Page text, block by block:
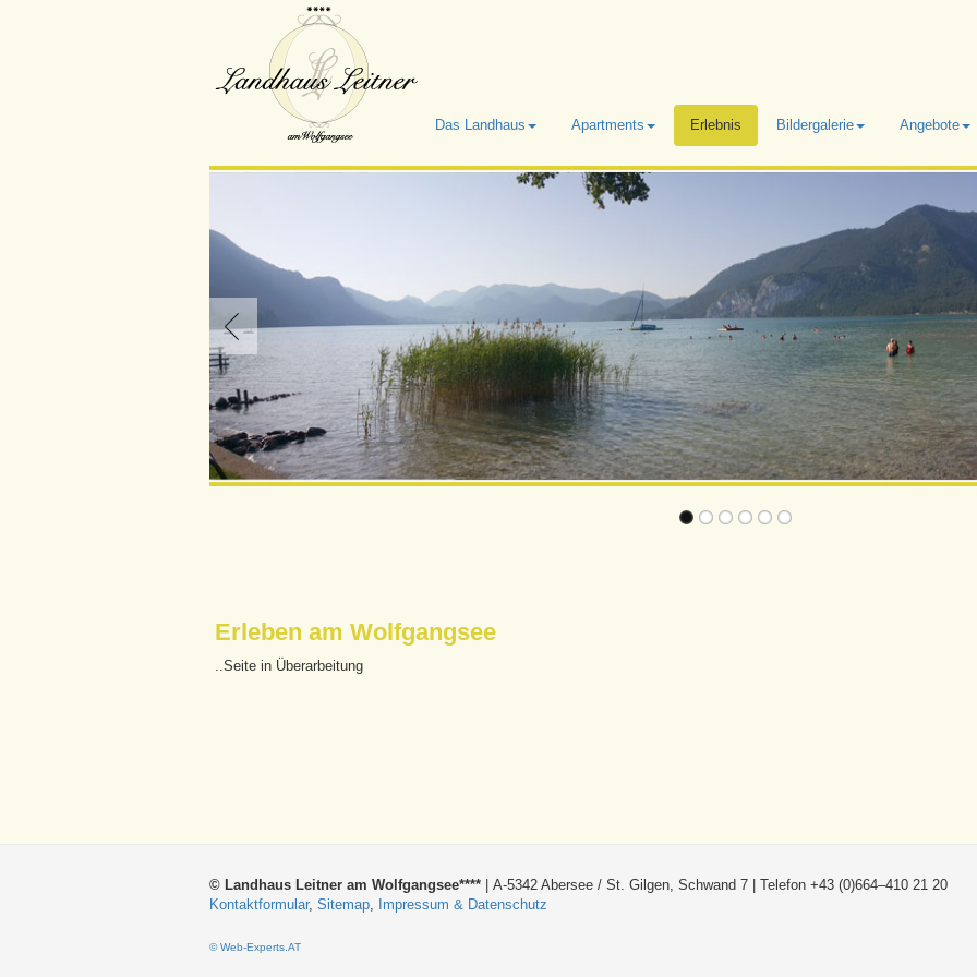
Das Landhaus Apartments Erlebnis Bildergalerie Angebote
Erleben am Wolfgangsee
..Seite in Überarbeitung
© Landhaus Leitner am Wolfgangsee**** | A-5342 Abersee / St. Gilgen, Schwand 7 | Telefon +43 (0)664–410 21 20
Kontaktformular, Sitemap Impressum & Datenschutz
© Web-Experts.AT